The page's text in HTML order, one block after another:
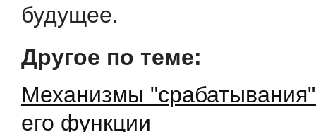
будущее.
Другое по теме:
Механизмы
его функции